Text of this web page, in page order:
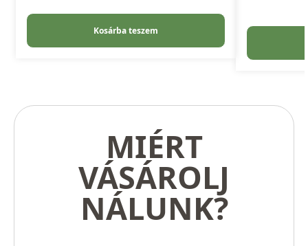
Kosárba teszem
MIÉRT
VÁSÁROLJ
NÁLUNK?